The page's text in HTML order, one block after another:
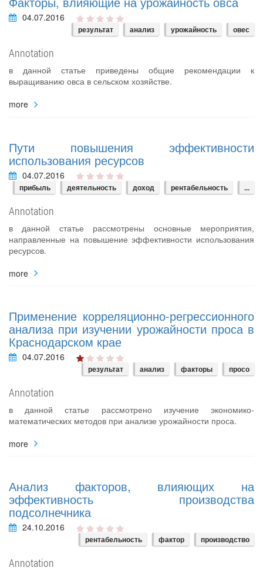
04.07.2016
результат анализ урожайность овес
Annotation
в данной статье приведены общие рекомендации к
выращиванию овса в сельском хозяйстве.
more
Пути повышения эффективности
использования ресурсов
04.07.2016
прибыль деятельность доход рентабельность ...
Annotation
в данной статье рассмотрены основные мероприятия,
направленные на повышение эффективности использования
ресурсов.
more
Применение корреляционно-регрессионного
анализа при изучении урожайности проса в
Краснодарском крае
04.07.2016
результат анализ факторы просо
Annotation
в данной статье рассмотрено изучение экономико-
математических методов при анализе урожайности проса.
more
Анализ факторов, влияющих на
эффективность производства
подсолнечника
24.10.2016
рентабельность фактор производство
Annotation